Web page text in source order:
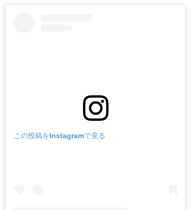
この投稿をInstagramで見る